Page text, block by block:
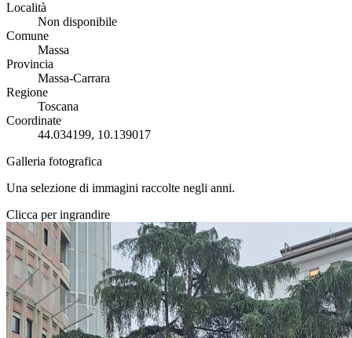
Località
Non disponibile
Comune
Massa
Provincia
Massa-Carrara
Regione
Toscana
Coordinate
44.034199, 10.139017
Galleria fotografica
Una selezione di immagini raccolte negli anni.
Clicca per ingrandire